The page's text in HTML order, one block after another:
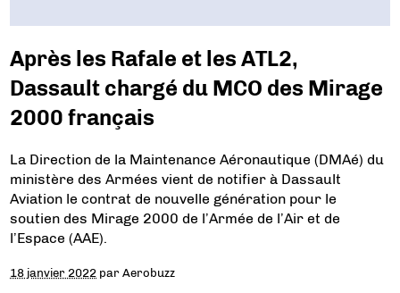
Après les Rafale et les ATL2,
Dassault chargé du MCO des Mirage
2000 français
La Direction de la Maintenance Aéronautique (DMAé) du
ministère des Armées vient de notifier à Dassault
Aviation le contrat de nouvelle génération pour le
soutien des Mirage 2000 de l’Armée de l’Air et de
l’Espace (AAE).
18 janvier 2022 parAerobuzz